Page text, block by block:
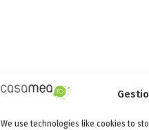
We use technologies like cookies to